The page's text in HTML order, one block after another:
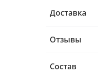
Доставка
Отзывы
Состав